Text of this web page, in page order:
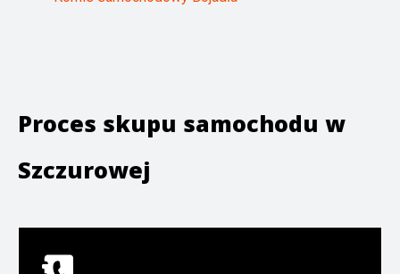
Proces skupu samochodu w
Szczurowej